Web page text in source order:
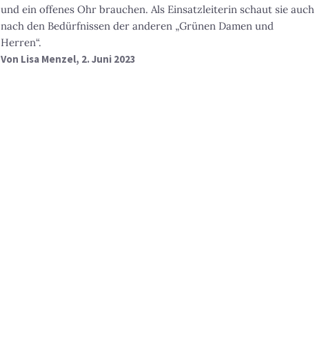
und ein offenes Ohr brauchen. Als Einsatzleiterin schaut sie auch
nach den Bedürfnissen der anderen „Grünen Damen und
Herren“.
Von Lisa Menzel, 2. Juni 2023